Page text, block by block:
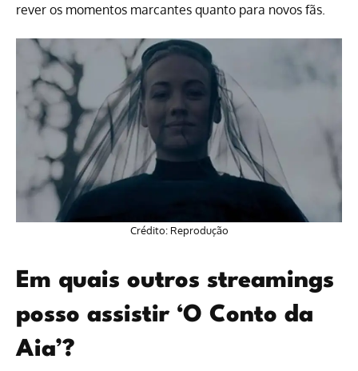
rever os momentos marcantes quanto para novos fãs.
Crédito: Reprodução
Em quais outros streamings
posso assistir ‘O Conto da
Aia’?